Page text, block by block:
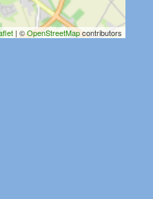
| ©OpenStreetMapcontributors